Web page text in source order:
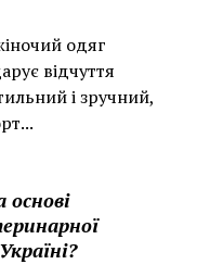
одяг
відчуття
і зручний,
основі